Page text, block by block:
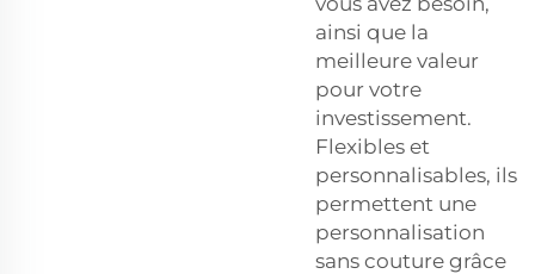
ainsi que la
meilleure valeur
pour votre
investissement.
Flexibles et
personnalisables, ils
permettent une
personnalisation
sans couture grâce